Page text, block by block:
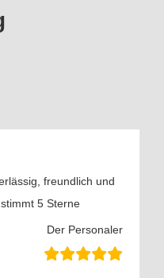
freundlich und
5 Sterne
Der Personaler